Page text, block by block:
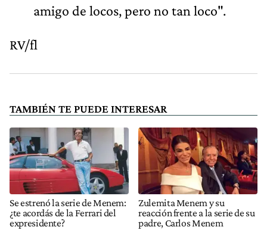
amigo de locos, pero no tan loco".
RV/fl
TAMBIÉN TE PUEDE INTERESAR
Se estrenó la serie de Menem:
¿te acordás de la Ferrari del
expresidente?
Zulemita Menem y su
reacción frente a la serie de su
padre, Carlos Menem